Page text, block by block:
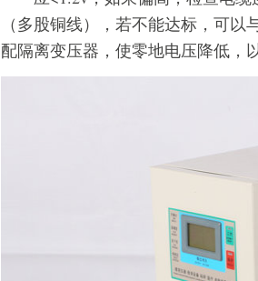
（多股铜线），若不能达标，可
配隔离变压器，使零地电压降低，